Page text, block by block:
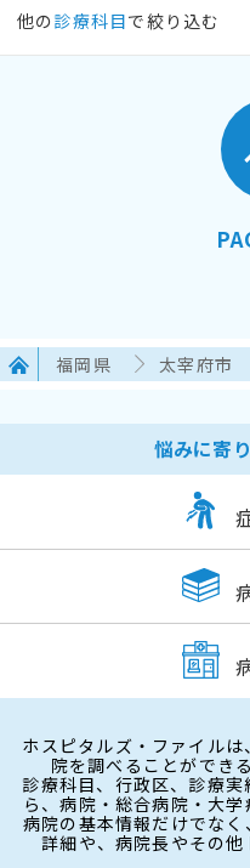
他の 診療科目で絞り込む
福岡県 太宰府市
悩みに寄
ホスピタルズ・ファイル
院を調べることができ
診療科目、行政区、診療
ら、病院・総合病院・大学
病院の基本情報だけでな
詳細や、病院長やその他